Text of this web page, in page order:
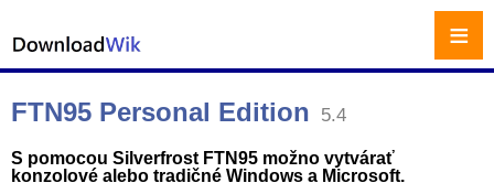
FTN95 Personal Edition 5.4
S pomocou Silverfrost FTN95 možno vytvárať
konzolové alebo tradičné Windows a Microsoft.
≡